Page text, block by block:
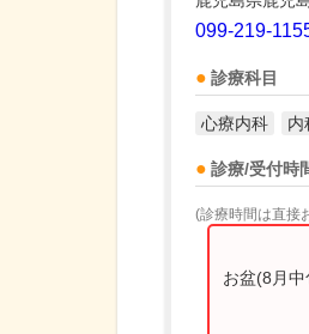
099-219-
診療科目
心療内科 内
診療/受付時
(診療時間は直接
お盆(8月